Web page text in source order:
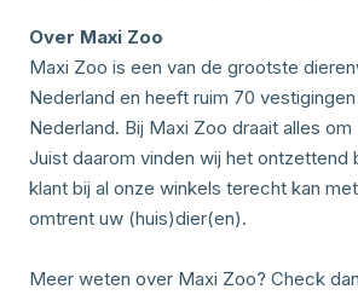
Over Maxi Zoo
Maxi Zoo is een van de grootste
Nederland en heeft ruim 70
Nederland. Bij Maxi Zoo draait alles
Juist daarom vinden wij het ontzettend
klant bij al onze winkels terecht kan
omtrent uw (huis)dier(en).
Meer weten over Maxi Zoo? Check